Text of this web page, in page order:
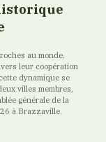
au monde,
leur coopération
dynamique se
villes membres,
générale de la
à Brazzaville.